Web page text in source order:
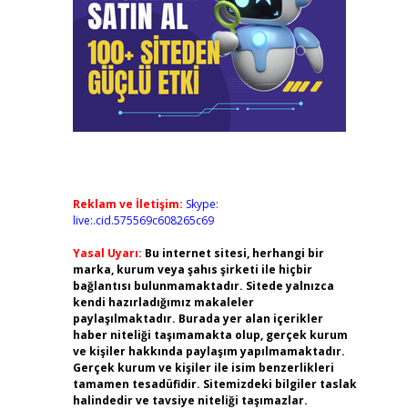
Reklam ve İletişim: Skype:
live:.cid.575569c608265c69
Yasal Uyarı: Bu internet sitesi, herhangi bir
marka, kurum veya şahıs şirketi ile hiçbir
bağlantısı bulunmamaktadır. Sitede yalnızca
kendi hazırladığımız makaleler
paylaşılmaktadır. Burada yer alan içerikler
haber niteliği taşımamakta olup, gerçek kurum
ve kişiler hakkında paylaşım yapılmamaktadır.
Gerçek kurum ve kişiler ile isim benzerlikleri
tamamen tesadüfidir. Sitemizdeki bilgiler taslak
halindedir ve tavsiye niteliği taşımazlar.